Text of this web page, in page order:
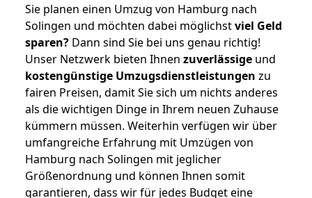
Sie planen einen Umzug von Hamburg nach
Solingen und möchten dabei möglichstviel Geld
sparen? Dann sind Sie bei uns genau richtig!
Unser Netzwerk bieten Ihnen zuverlässige und
kostengünstige Umzugsdienstleistungen zu
fairen Preisen, damit Sie sich um nichts anderes
als die wichtigen Dinge in Ihrem neuen Zuhause
kümmern müssen. Weiterhin verfügen wir über
umfangreiche Erfahrung mit Umzügen von
Hamburg nach Solingen mit jeglicher
Größenordnung und können Ihnen somit
garantieren, dass wir für jedes Budget eine